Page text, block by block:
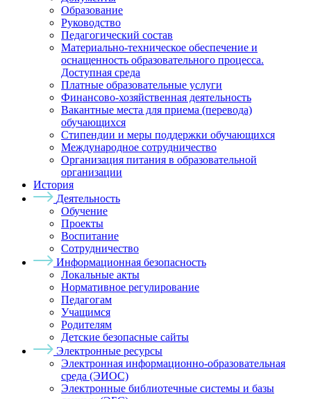
Образование
Руководство
Педагогический состав
Материально-техническое обеспечение и
оснащенность образовательного процесса.
Доступная среда
Платные образовательные услуги
Финансово-хозяйственная деятельность
Вакантные места для приема (перевода)
обучающихся
Стипендии и меры поддержки обучающихся
Международное сотрудничество
Организация питания в образовательной
организации
История
Деятельность
Обучение
Проекты
Воспитание
Сотрудничество
Информационная безопасность
Локальные акты
Нормативное регулирование
Педагогам
Учащимся
Родителям
Детские безопасные сайты
Электронные ресурсы
Электронная информационно-образовательная
среда (ЭИОС)
Электронные библиотечные системы и базы